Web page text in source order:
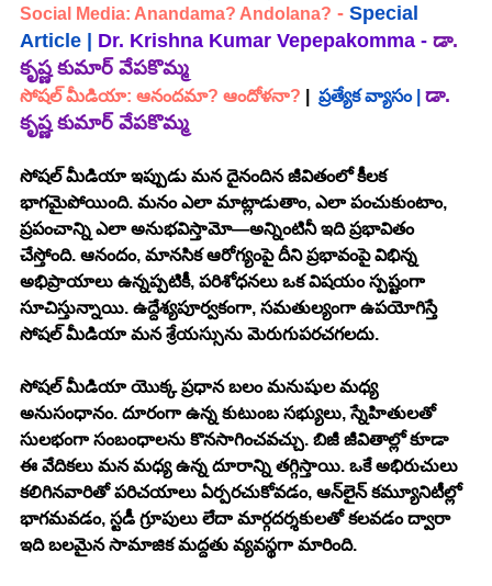
Social Media: Anandama? Andolana? - Special
Article | Dr. Krishna Kumar Vepepakomma - డా.
కృష్ణ కుమార్ వేపకొమ్మ
సోషల్ మీడియా: ఆనందమా? ఆందోళనా? ప్రత్యేక వ్యాసం |
డా.
కృష్ణ కుమార్ వేపకొమ్మ
సోషల్ మీడియా ఇప్పుడు మన దైనందిన జీవితంలో కీలక
భాగమైపోయింది. మనం ఎలా మాట్లాడుతాం, ఎలా పంచుకుంటాం,
ప్రపంచాన్ని ఎలా అనుభవిస్తామో—అన్నింటినీ ఇది ప్రభావితం
చేస్తోంది. ఆనందం, మానసిక ఆరోగ్యంపై దీని ప్రభావంపై విభిన్న
అభిప్రాయాలు ఉన్నప్పటికీ, పరిశోధనలు ఒక విషయం స్పష్టంగా
సూచిస్తున్నాయి. ఉద్దేశ్యపూర్వకంగా, సమతుల్యంగా ఉపయోగిస్తే
సోషల్ మీడియా మన శ్రేయస్సును మెరుగుపరచగలదు.
సోషల్ మీడియా యొక్క ప్రధాన బలం మనుషుల మధ్య
అనుసంధానం. దూరంగా ఉన్న కుటుంబ సభ్యులు, స్నేహితులతో
సులభంగా సంబంధాలను కొనసాగించవచ్చు. బిజీ జీవితాల్లో కూడా
ఈ వేదికలు మన మధ్య ఉన్న దూరాన్ని తగ్గిస్తాయి. ఒకే అభిరుచులు
కలిగినవారితో పరిచయాలు ఏర్పరచుకోవడం, ఆన్‌లైన్ కమ్యూనిటీల్లో
భాగమవడం, స్టడీ గ్రూపులు లేదా మార్గదర్శకులతో కలవడం ద్వారా
ఇది బలమైన సామాజిక మద్దతు వ్యవస్థగా మారింది.